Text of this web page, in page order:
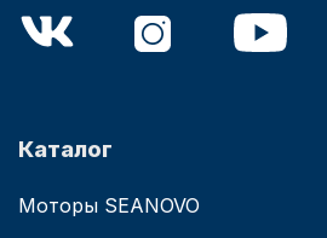
Каталог
Моторы SEANOVO